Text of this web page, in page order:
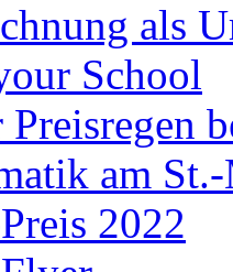
als
School
Preisregen
am
2022